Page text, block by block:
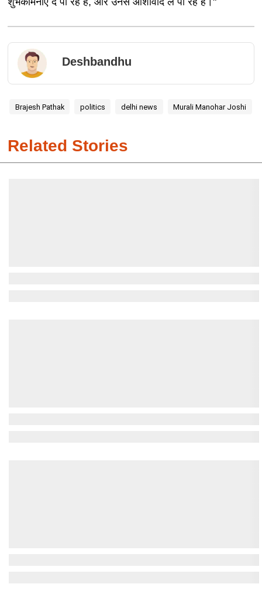
Deshbandhu
Brajesh Pathak politics delhi news Murali Manohar Joshi
Related Stories